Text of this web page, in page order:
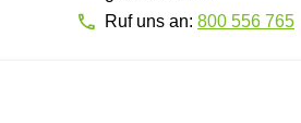
Ruf uns an: 800 556 765